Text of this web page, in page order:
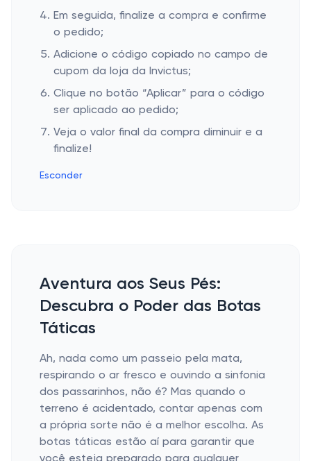
Em seguida, finalize a compra e confirme
o pedido;
Adicione o código copiado no campo de
cupom da loja da Invictus;
Clique no botão “Aplicar” para o código
ser aplicado ao pedido;
Veja o valor final da compra diminuir e a
finalize!
Esconder
Aventura aos Seus Pés:
Descubra o Poder das Botas
Táticas
Ah, nada como um passeio pela mata,
respirando o ar fresco e ouvindo a sinfonia
dos passarinhos, não é? Mas quando o
terreno é acidentado, contar apenas com
a própria sorte não é a melhor escolha. As
botas táticas estão aí para garantir que